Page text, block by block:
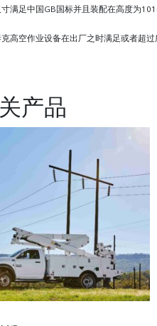
满足中国GB国标并且装配在高度为
高空作业设备在出厂之时满足或者超
产品